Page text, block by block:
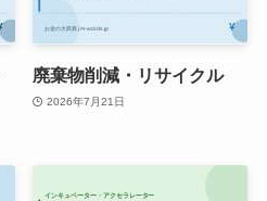
廃棄物削減・リサイクル
2026年7月21日